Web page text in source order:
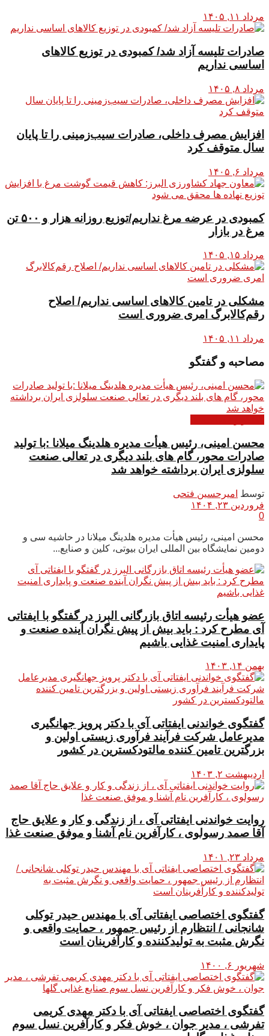
مرداد ۱۱, ۱۴۰۵
صادرات تلیسه آزاد شد/ کمبودی در توزیع کالاهای
اساسی نداریم
مرداد ۸, ۱۴۰۵
افزایش مصرف داخلی، صادرات سیب‌زمینی را تا پایان
سال متوقف کرد
مرداد ۶, ۱۴۰۵
کمبودی در عرضه مرغ نداریم/توزیع روزانه هزار و ۵۰۰ تن
مرغ در بازار
مرداد ۱۵, ۱۴۰۵
مشکلی در تامین کالاهای اساسی نداریم/ اصلاح
رقم‌کالابرگ امری ضروری است
مرداد ۱۱, ۱۴۰۵
مصاحبه و گفتگو
محسن امینی، رئیس هیأت مدیره هلدینگ میلانا :با تولید
صادرات محور، گام های بلند دیگری در تعالی صنعت
سلولزی ایران برداشته خواهد شد
توسط امیرحسین فتحی
فروردین ۲۳, ۱۴۰۴
0
محسن امینی، رئیس هیأت مدیره هلدینگ میلانا در حاشیه سی و
دومین نمایشگاه بین المللی ایران بیوتی، کلین و صنایع...
عضو هیأت رئیسه اتاق بازرگانی البرز در گفتگو با ایفتاتی
آی مطرح کرد : باید بیش از پیش نگران آینده صنعت و
پایداری امنیت غذایی باشیم
بهمن ۱۴, ۱۴۰۳
گفتگوی خواندنی ایفتاتی آی با دکتر پرویز جهانگیری
مدیرعامل شرکت فرآیند فرآوری زیستی اولین و
بزرگترین تامین کننده مالتودکسترین در کشور
اردیبهشت ۲, ۱۴۰۳
روایت خواندنی ایفتاتی آی ، از زندگی و کار و علایق حاج
آقا صمد رسولوی ، کارآفرین نام آشنا و موفق صنعت غذا
مرداد ۲۳, ۱۴۰۱
گفتگوی اختصاصی ایفتاتی آی با مهندس حیدر توکلی
شانجانی / انتظارم از رئیس جمهور ، حمایت واقعی و
نگرش مثبت به تولیدکننده و کارآفرینان است
شهریور ۶, ۱۴۰۰
گفتگوی اختصاصی ایفتاتی آی با دکتر مهدی کریمی
تفرشی ، مدیر جوان ، خوش فکر و کارآفرین نسل سوم